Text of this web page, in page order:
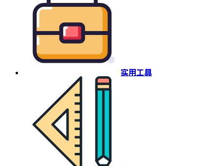
实用工具